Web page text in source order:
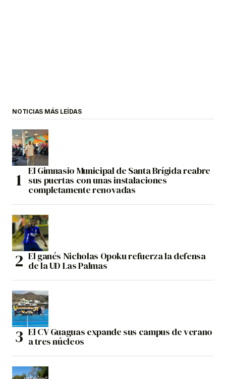
NOTICIAS MÁS LEÍDAS
El Gimnasio Municipal de Santa Brígida reabre
sus puertas con unas instalaciones
completamente renovadas
El ganés Nicholas Opoku refuerza la defensa
de la UD Las Palmas
El CV Guaguas expande sus campus de verano
a tres núcleos